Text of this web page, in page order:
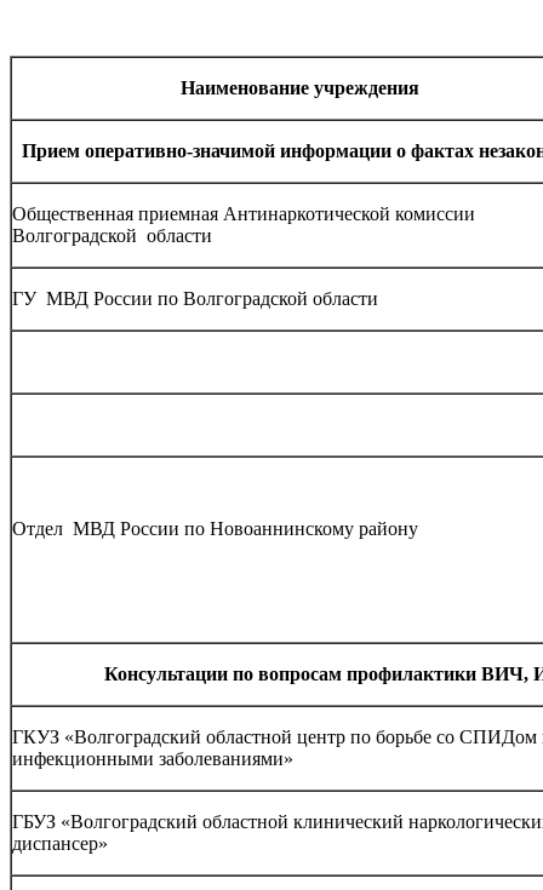
Наименование учреждения
Прием оперативно-значимойинформации о фактах
Общественная приемная Антинаркотической комиссии
Волгоградской области
ГУ МВД России по Волгоградской области
Отдел МВД России по Новоаннинскому району
Консультации по вопросам профилактики
ГКУЗ «Волгоградский областной центр по борьбе со
инфекционными заболеваниями»
ГБУЗ «Волгоградский областной клинический
диспансер»